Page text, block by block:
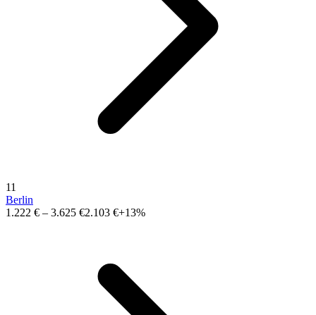
11
Berlin
1.222 € – 3.625 €2.103 €+13%